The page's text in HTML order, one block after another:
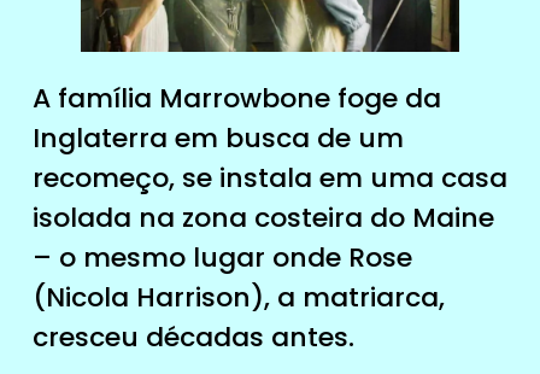
A família Marrowbone foge da
Inglaterra em busca de um
recomeço, se instala em uma casa
isolada na zona costeira do Maine
– o mesmo lugar onde Rose
(Nicola Harrison), a matriarca,
cresceu décadas antes.